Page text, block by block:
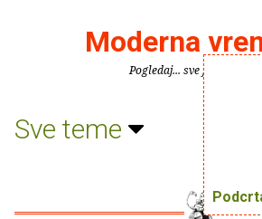
Moderna
Pogledaj... sve je puno
Sve teme